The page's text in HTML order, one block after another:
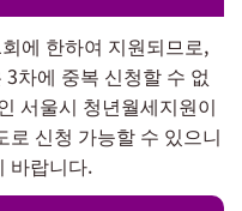
에 한하여 지원되므로,
차에 중복 신청할 수 없
서울시 청년월세지원이
신청 가능할 수 있으니
바랍니다.